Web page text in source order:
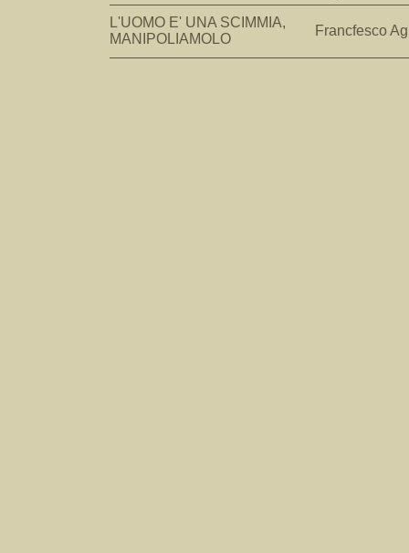
L'UOMO E' UNA SCIMMIA,
MANIPOLIAMOLO
Francfesco